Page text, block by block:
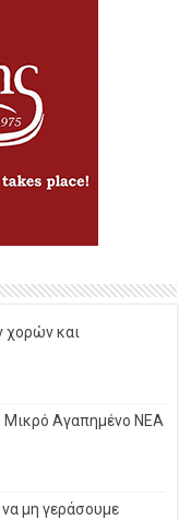
χορών και
Αγαπημένο NEΑ
μη γεράσουμε